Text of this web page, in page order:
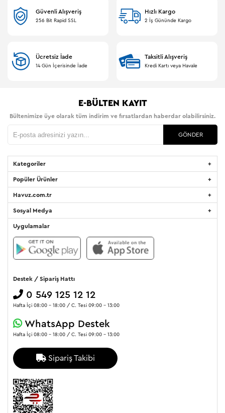
Güvenli Alışveriş
256 Bit Rapid SSL
Hızlı Kargo
2 İş Gününde Kargo
Ücretsiz İade
14 Gün İçerisinde İade
Taksitli Alışveriş
Kredi Kartı veya Havale
E-BÜLTEN KAYIT
Bültenimize üye olarak tüm indirim ve fırsatlardan haberdar olabilirsiniz.
GÖNDER
Kategoriler
Popüler Ürünler
Havuz.com.tr
Sosyal Medya
Uygulamalar
Destek / Sipariş Hattı
0 549 125 12 12
Hafta İçi 08:00 - 18:00 / C. Tesi 09:00 - 13:00
WhatsApp Destek
Hafta İçi 08:00 - 18:00 / C. Tesi 09:00 - 13:00
Sipariş Takibi